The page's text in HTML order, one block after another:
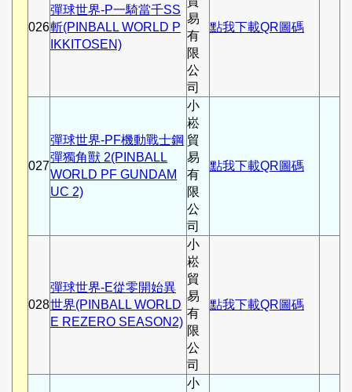
026
彈球世界-P一騎當千SS
斬(PINBALL WORLD P
IKKITOSEN)
易
有
限
公
司
點我下載QR圖碼
027
彈球世界-PF機動戰士鋼
彈獨角獸 2(PINBALL
WORLD PF GUNDAM
UC 2)
小
崧
貿
易
有
限
公
司
點我下載QR圖碼
028
彈球世界-E從零開始異
世界(PINBALL WORLD
E REZERO SEASON2)
小
崧
貿
易
有
限
公
司
點我下載QR圖碼
小